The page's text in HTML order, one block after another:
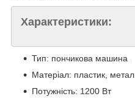
Характеристики:
Тип: пончикова машина
Матеріал: пластик, метал
Потужність: 1200 Вт